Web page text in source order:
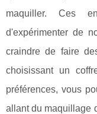
maquiller. Ces
d'expérimenter de
craindre de faire
choisissant un
préférences, vous
allant du maquillage